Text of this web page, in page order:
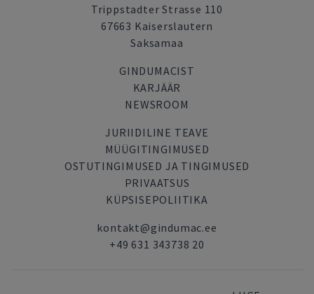
Trippstadter Strasse 110
67663 Kaiserslautern
Saksamaa
GINDUMACIST
KARJÄÄR
NEWSROOM
JURIIDILINE TEAVE
MÜÜGITINGIMUSED
OSTUTINGIMUSED JA TINGIMUSED
PRIVAATSUS
KÜPSISEPOLIITIKA
kontakt@gindumac.ee
+49 631 343738 20